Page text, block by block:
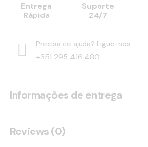
Entrega
Rápida
Suporte
24/7
Precisa de ajuda? Ligue-nos
+351 295 416 480
Informações de entrega
Reviews (0)